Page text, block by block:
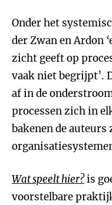
Onder het
der Zwan en Ardon
zicht geeft op
vaak niet begrijpt’.
af in de
processen zich in
bakenen de
Wat speelt hier?is
voorstelbare